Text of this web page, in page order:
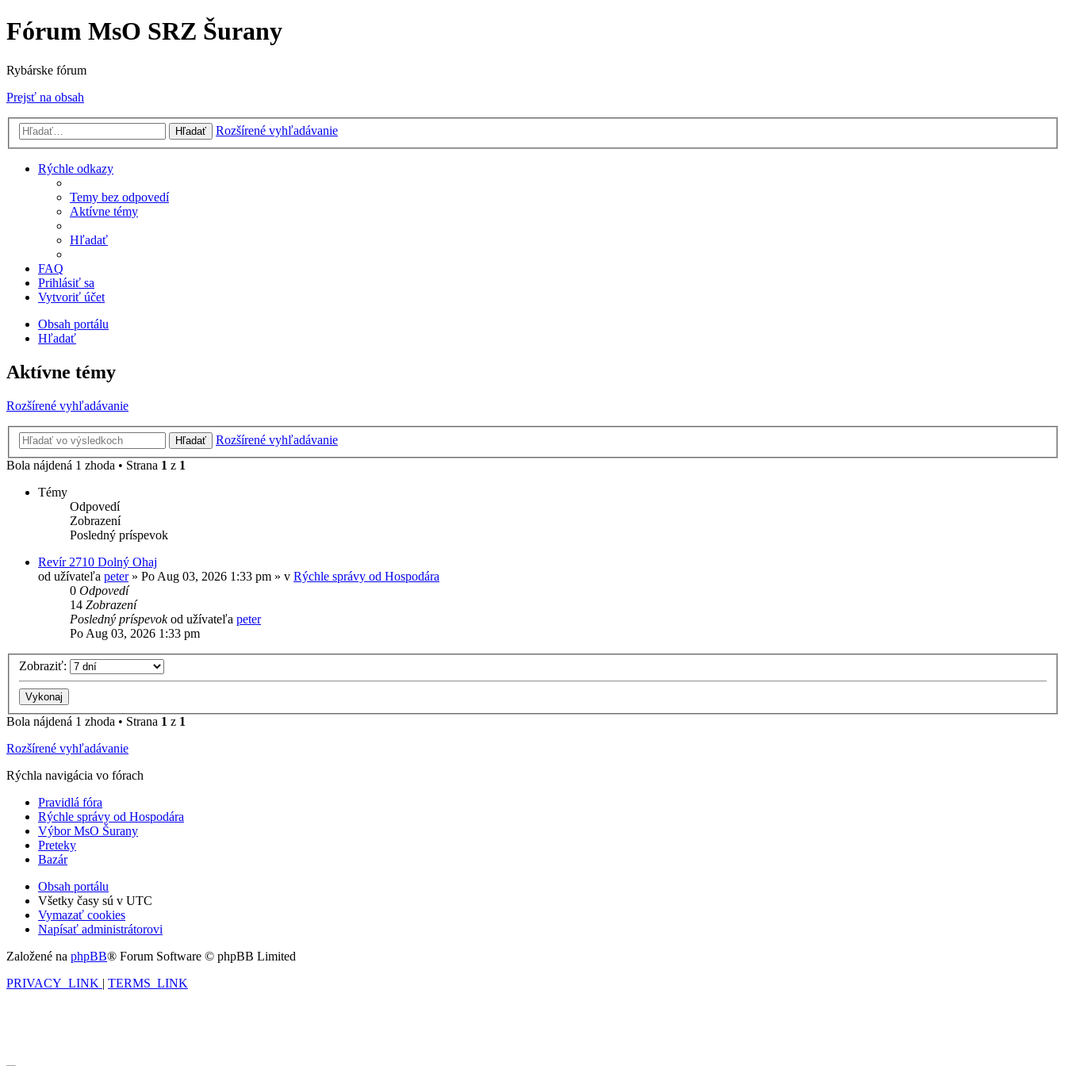
Fórum MsO SRZ Šurany
Rybárske fórum
Prejsť na obsah
Hľadať Rozšírené vyhľadávanie
Rýchle odkazy
Temy bez odpovedí
Aktívne témy
Hľadať
FAQ
Prihlásiť sa
Vytvoriť účet
Obsah portálu
Hľadať
Aktívne témy
Rozšírené vyhľadávanie
Hľadať
Rozšírené vyhľadávanie
Bola nájdená 1 zhoda • Strana 1 z 1
Témy
Odpovedí
Zobrazení
Posledný príspevok
Revír 2710 Dolný Ohaj
od užívateľa peter» Po Aug 03, 2026 1:33 pm » v Rýchle správy od Hospodára
0 Odpovedí
14 Zobrazení
Posledný príspevokod užívateľa peter
Po Aug 03, 2026 1:33 pm
Zobraziť:
Bola nájdená 1 zhoda • Strana 1 z 1
Rozšírené vyhľadávanie
Rýchla navigácia vo fórach
Pravidlá fóra
Rýchle správy od Hospodára
Výbor MsO Šurany
Preteky
Bazár
Obsah portálu
Všetky časy sú v UTC
Vymazať cookies
Napísať administrátorovi
Založené na phpBB® Forum Software © phpBB Limited
PRIVACY_LINK
TERMS_LINK